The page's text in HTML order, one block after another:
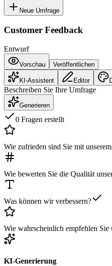
Neue Umfrage
Customer Feedback
Entwurf
Vorschau Veröffentlichen
KI-Assistent Editor
Beschreiben Sie Ihre Umfrage
Generieren
0 Fragen erstellt
Wie zufrieden sind Sie mit
Wie bewerten Sie die Qualität
Was können wir verbessern?
Wie wahrscheinlich empfehlen Sie
KI-Generierung